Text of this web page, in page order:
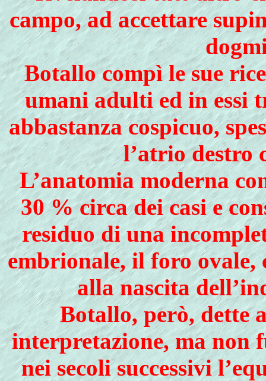
campo, ad accettare
Botallo compì le sue
umani adulti ed in essi
abbastanza cospicuo,
l’atrio destro
L’anatomia moderna
30 % circa dei casi e
residuo di una
embrionale, il foro ovale,
alla nascita
Botallo, però, dette
interpretazione, ma non
nei secoli successivi